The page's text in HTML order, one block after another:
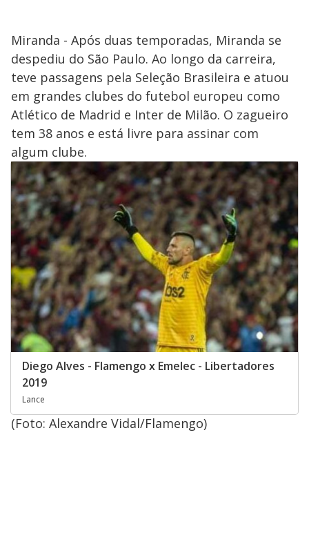
Miranda - Após duas temporadas, Miranda se
despediu do São Paulo. Ao longo da carreira,
teve passagens pela Seleção Brasileira e atuou
em grandes clubes do futebol europeu como
Atlético de Madrid e Inter de Milão. O zagueiro
tem 38 anos e está livre para assinar com
algum clube.
Diego Alves - Flamengo x Emelec - Libertadores
2019
Lance
(Foto: Alexandre Vidal/Flamengo)